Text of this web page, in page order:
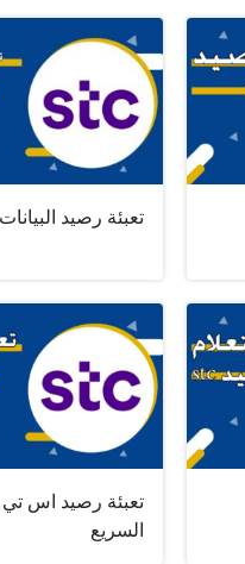
تعبئة رصيد البيانات stc
السريع